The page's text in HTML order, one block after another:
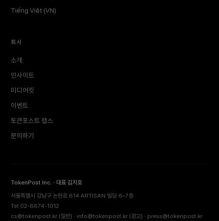
Tiếng Việt (VN)
회사
소개
인사이트
미디어킷
이벤트
토큰포스트 랩스
문의하기
TokenPost Inc. · 대표 김지호
서울특별시 강남구 논현로 614 ARTISAN 빌딩 6–7층
Tel 02-6674-1012
cs@tokenpost.kr (일반) · info@tokenpost.kr (광고) · press@tokenpost.kr